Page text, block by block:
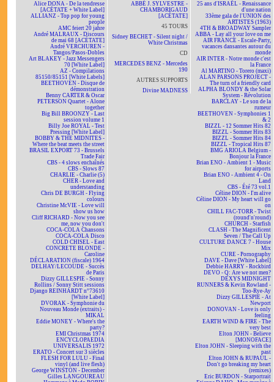
Alice DONA - De la tendresse
[ACÉTATE + White Label]
ALLIANZ - Top pop for young
people
AMC feiert 20 jahre
André MALRAUX - Discours
de mai 68 [ACÉTATE]
André VERCHUREN -
Tangos/Pasos-Dobles
Art BLAKEY - Jazz Messengers
70 [White Label]
AZ - Compilations
85150/85151 [White Labels]
BEETHOVEN - Disque de
démonstration
Benny CARTER & Oscar
PETERSON Quartet - Alone
together
Big Bill BROONZY - Last
session volume 1
Billy Joe ROYAL - Test
Pressing [White Label]
BOBBY & THE MIDNITES -
Where the beat meets the street
BRASIL EXPORT 73 - Brussels
Trade Fair
CBS - 4 slows enchaînés
CBS - Slows 87
CHARLIE - Charlie (5)
CHER - Love and
understanding
Chris DE BURGH - Flying
colours
Christine McVIE - Love will
show us how
Cliff RICHARD - Now you see
me, now you don't
COCA-COLA Chansons
COCA-COLA Disco
COLD CHISEL - East
CONCRETE BLONDE -
Caroline
DÉCLARATION (fiscale) 1964
DELHAY/LECOUDE - Succès
de Paris
Dizzy GILLESPIE - Sonny
Rollins / Sonny Stitt sessions
Django REINHARDT n°73610
[White Label]
DVORAK - Symphonie du
Nouveau Monde (extraits) -
MIKAL
Eddie MONEY - Where's the
party?
EMI Christmas 1974
ENCYCLOPAEDIA
UNIVERSALIS 1972
ERATO - Concert sur 3 siècles
FLESH FOR LULU - Final
vinyl (and live flesh)
George WINSTON - December
Gilles LANGOUREAU
ABBÉ J. SYLVESTRE -
CHAMBORIGAUD
[ACÉTATE]
45 TOURS
Sidney BECHET - Silent night /
White Christmas
CD
MERCEDES BENZ - Mercedes
190
AUTRES SUPPORTS
Divine MADNESS
25 ans d'ISRAËL - Renaissance
d'une nation
33ème gala de l'UNION des
ARTISTES (1963)
4TH & BROADWAY Sampler
ABBA - Lay all your love on me
AIR FRANCE - Escale-Party,
vacances dansantes autour du
monde
AIR INTER - Notre monde c'est
la France
Al MARTINO - Torero (maxi)
ALAN PARSONS PROJECT -
The turn of a friendly card
ALPHA BLONDY & the Solar
System - Révolution
BARCLAY - Le son de la
rumeur
BEETHOVEN - Symphonies 1
& 2
BIZZL - 12 Sommer Hits 82
BIZZL - Sommer Hits 83
BIZZL - Sommer Hits 84
BIZZL - Tropical Hits 87
BMG ARIOLA Belgium -
Bonjour la France
Brian ENO - Ambient 1 - Music
for airports
Brian ENO - Ambient 4 - On
Land
CBS - Été 73 vol.1
Céline DION - I'm alive
Céline DION - My heart will go
on
CHILL FAC-TORR - Twist
(round'n'round)
CHURCH - Starfish
CLASH - The Magnificent
Seven / The Call Up
CULTURE DANCE 7 - House
Mix
CURE - Pornography
DAVE - Dave [White Label]
Debbie HARRY - Rockbird
DEVO - Q: Are we not men?
DEXYS MIDNIGHT
RUNNERS & Kevin Rowland -
Too-Rye-Ay
Dizzy GILLESPIE - At
Newport
DONOVAN - Love is only
feeling
EARTH WIND & FIRE - The
very best
Elton JOHN - Believe
[MONOFACE]
Elton JOHN - Sleeping with the
past
Elton JOHN & RUPAUL -
Don't go breaking my heart
(remixes)
Eric BURDON - Starportrait